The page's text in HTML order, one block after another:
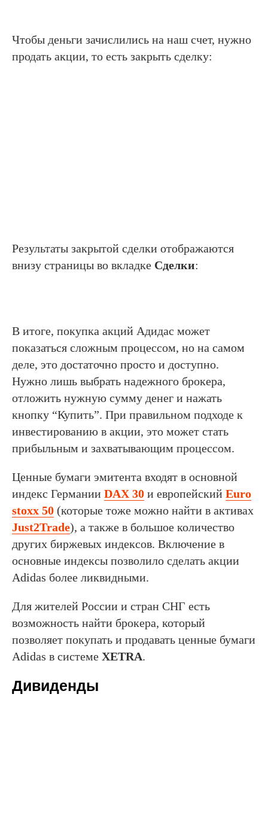
Чтобы деньги зачислились на наш счет, нужно
продать акции, то есть закрыть сделку:
Результаты закрытой сделки отображаются
внизу страницы во вкладке Сделки:
В итоге, покупка акций Адидас может
показаться сложным процессом, но на самом
деле, это достаточно просто и доступно.
Нужно лишь выбрать надежного брокера,
отложить нужную сумму денег и нажать
кнопку “Купить”. При правильном подходе к
инвестированию в акции, это может стать
прибыльным и захватывающим процессом.
Ценные бумаги эмитента входят в основной
индекс Германии DAX 30 и европейский Euro
stoxx 50 (которые тоже можно найти в активах
Just2Trade), а также в большое количество
других биржевых индексов. Включение в
основные индексы позволило сделать акции
Adidas более ликвидными.
Для жителей России и стран СНГ есть
возможность найти брокера, который
позволяет покупать и продавать ценные бумаги
Adidas в системе XETRA.
Дивиденды